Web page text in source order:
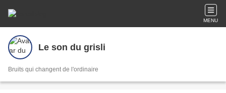
MENU
Le son du grisli
Bruits qui changent de l'ordinaire